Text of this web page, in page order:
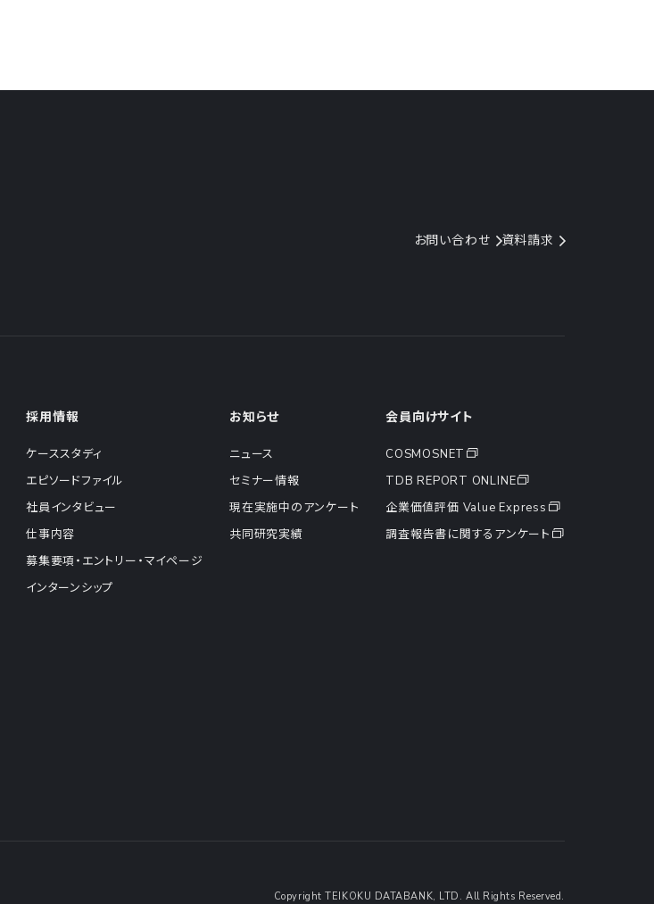
お問い合わせ 資料請求
採用情報
ケーススタディ
エピソードファイル
社員インタビュー
仕事内容
募集要項・エントリー・マイページ
インターンシップ
お知らせ
ニュース
セミナー情報
現在実施中のアンケート
共同研究実績
会員向けサイト
COSMOSNET
TDB REPORT ONLINE
企業価値評価 Value Express
調査報告書に関するアンケート
Copyright TEIKOKU DATABANK, LTD. All Rights Reserved.